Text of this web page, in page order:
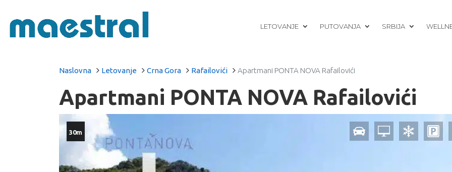
LETOVANJE PUTOVANJA SRBIJA
Naslovna Letovanje Crna Gora Rafailovići Apartmani PONTA NOVA Rafailovići
Apartmani PONTA NOVA Rafailovići
30m